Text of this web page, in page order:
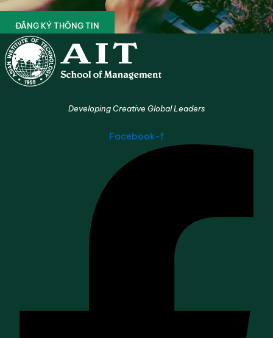
ĐĂNG KÝ THÔNG TIN
Developing Creative Global Leaders
Facebook-f